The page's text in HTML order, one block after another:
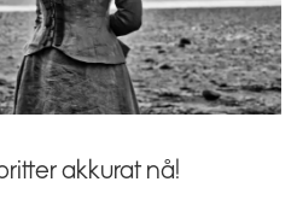
akkurat nå!